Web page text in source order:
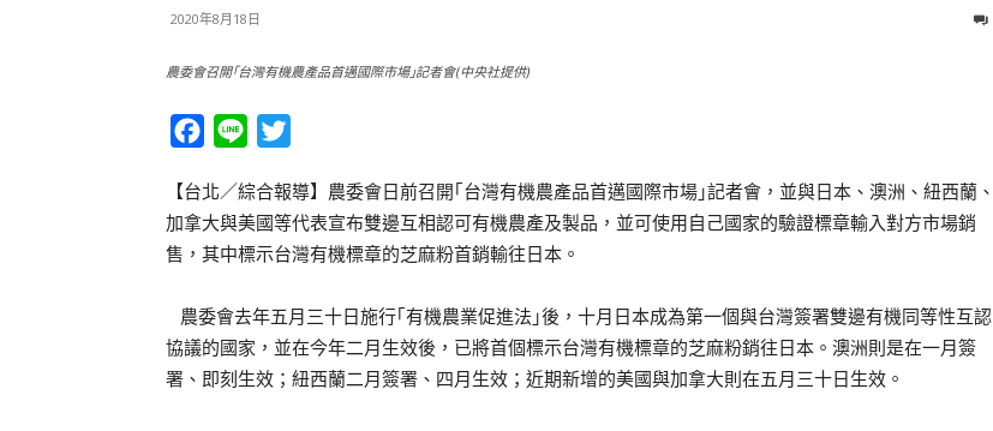
2020年8月18日
農委會召開｢台灣有機農產品首邁國際市場｣記者會(中央社提供)
Facebook
Line
【台北／綜合報導】農委會日前召開｢台灣有機農產品首邁國際市場｣記者會，並與日本、澳洲、紐西蘭、
加拿大與美國等代表宣布雙邊互相認可有機農產及製品，並可使用自己國家的驗證標章輸入對方市場銷
售，其中標示台灣有機標章的芝麻粉首銷輸往日本。
農委會去年五月三十日施行｢有機農業促進法｣後，十月日本成為第一個與台灣簽署雙邊有機同等性互認
協議的國家，並在今年二月生效後，已將首個標示台灣有機標章的芝麻粉銷往日本。澳洲則是在一月簽
署、即刻生效；紐西蘭二月簽署、四月生效；近期新增的美國與加拿大則在五月三十日生效。